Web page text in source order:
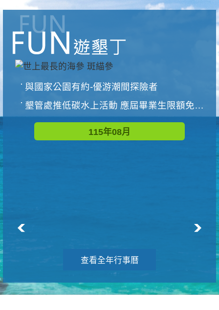
與國家公園有約-優游潮間探險者
墾管處推低碳水上活動 應屆畢業生限額免費參加
115年08月
查看全年行事曆